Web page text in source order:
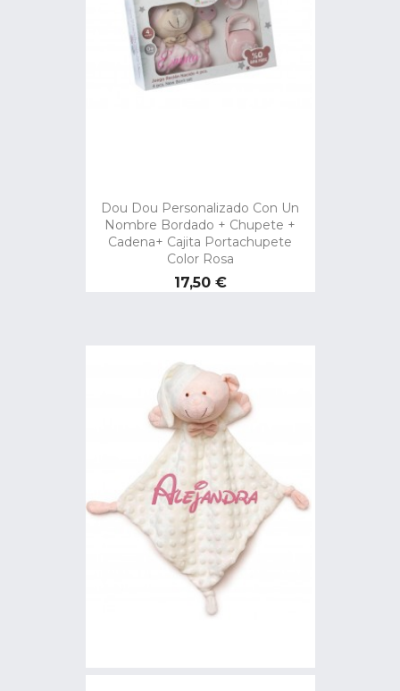
Dou Dou Personalizado Con Un
Nombre Bordado + Chupete +
Cadena+ Cajita Portachupete
Color Rosa
Precio
17,50 €